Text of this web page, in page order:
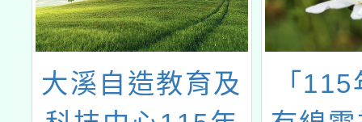
大溪自造教育及
「115年